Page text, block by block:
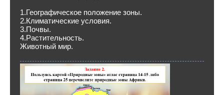
1.Географическое положение зоны.
2.Климатические условия.
3.Почвы.
4.Растительность.
Животный мир.